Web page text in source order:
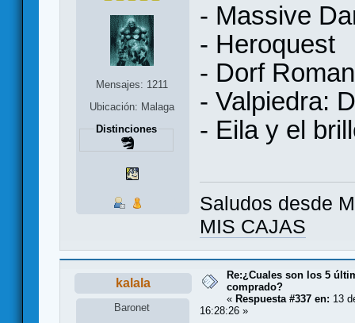
Mensajes: 1211
Ubicación: Malaga
Distinciones
- Massive
- Heroquest
- Dorf
- Valpiedra:
- Eila y el
Saludos desde
MIS CAJAS
kalala
Baronet
Re:¿Cuales son los 5
comprado?
« Respuesta #337 en: 13
16:28:26 »